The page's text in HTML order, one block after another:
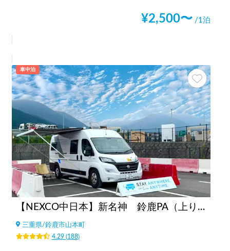
¥2,500〜 /1泊
車中泊
【NEXCO中日本】新名神 鈴鹿PA（上り）RVステーション鈴鹿※電源付き！
三重県/鈴鹿市山本町
4.29(188)